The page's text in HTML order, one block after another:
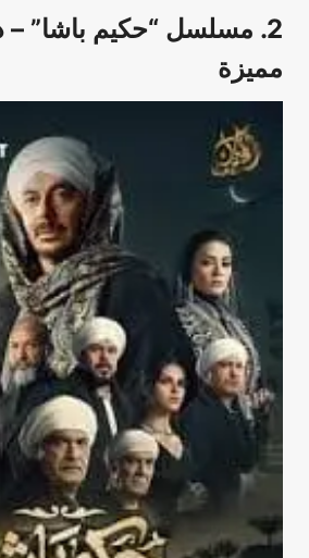
2. مسلسل “حكيم باشا” –
مميزة